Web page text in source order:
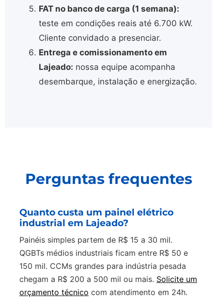
FAT no banco de carga (1 semana):
teste em condições reais até 6.700 kW.
Cliente convidado a presenciar.
Entrega e comissionamento em
Lajeado: nossa equipe acompanha
desembarque, instalação e energização.
Perguntas frequentes
Quanto custa um painel elétrico
industrial em Lajeado?
Painéis simples partem de R$ 15 a 30 mil.
QGBTs médios industriais ficam entre R$ 50 e
150 mil. CCMs grandes para indústria pesada
chegam a R$ 200 a 500 mil ou mais. Solicite um
orçamento técnico com atendimento em 24h.